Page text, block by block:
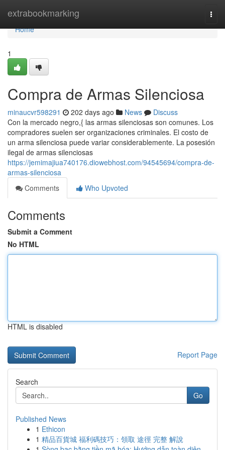
extrabookmarking
Home
Home
1
Compra de Armas Silenciosa
minaucvr598291 202 days ago News
Discuss
Con la mercado negro,{ las armas silenciosas son comunes. Los
compradores suelen ser organizaciones criminales. El costo de
un arma silenciosa puede variar considerablemente. La posesión
ilegal de armas silenciosas
https://jemimajiua740176.diowebhost.com/94545694/compra-de-
armas-silenciosa
Comments
Who Upvoted
Comments
Submit a Comment
No HTML
HTML is disabled
Report Page
Search
Go
Published News
1 Ethicon
1 精品百貨城 福利碼技巧：領取 途徑 完整 解說